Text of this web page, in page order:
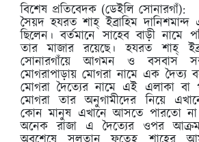
বিশেষ প্রতিবেদক (ডেইলি সোনারগাঁ):
সৈয়দ হযরত শাহ্ ইব্রাহিম
ছিলেন। বর্তমানে সাহেব বাড়ী নামে
তার মাজার রয়েছে। হযরত শাহ্
সোনারগাঁয়ে আগমন ও বসবাস
মোগরাপাড়ায় মোগরা নামে এক দৈত্য
মোগরা দৈত্যের নামে এই এলাকা বা
মোগরা তার অনুগামীদের নিয়ে
কোন মানুষ এখানে আসতে পারতো
অনেক রাজা এ দৈত্যের ওপর